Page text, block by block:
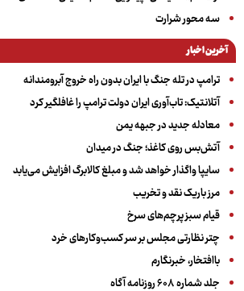
سه‌ محور شرارت
آخرین اخبار
ترامپ در تله جنگ با ایران بدون راه خروج آبرومندانه
آتلانتیک: تاب‌آوری ایران دولت ترامپ را غافلگیر کرد
معادله جدید در جبهه یمن
آتش‌بس روی کاغذ؛ جنگ در میدان
سایپا واگذار خواهد شد و مبلغ کالابرگ افزایش می‌یابد
مرز باریک نقد و تخریب
قیام سبز پرچم‌های سرخ
چتر نظارتی مجلس بر سر کسب‌وکارهای خرد
باافتخار، خبرنگارم
جلد شماره ۶۰۸ روزنامه آگاه